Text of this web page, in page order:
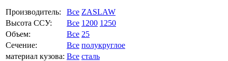
Производитель: Все ZASLAW
Высота ССУ:
Все 1200 1250
Объем:
Все 25
Сечение:
Все полукруглое
материал кузова: Все сталь